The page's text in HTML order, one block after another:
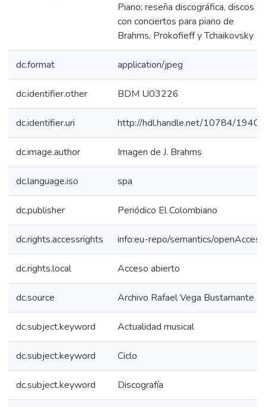
Piano; reseña discográfica, discos
con conciertos para piano de
Brahms, Prokofieff y Tchaikovsky
dc.format application/jpeg
dc.identifier.other BDM U03226
dc.identifier.uri http://hdl.handle.net/10784/19402
dc.image.author Imagen de J. Brahms
dc.language.iso spa
dc.publisher Periódico El Colombiano
dc.rights.accessrights info:eu-repo/semantics/openAccess
dc.rights.local Acceso abierto
dc.source Archivo Rafael Vega Bustamante
dc.subject.keyword Actualidad musical
dc.subject.keyword Ciclo
dc.subject.keyword Discografía